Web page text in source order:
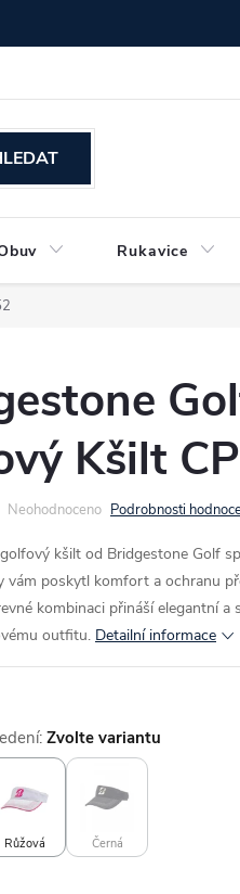
Rukavice
Kšilt
Neohodnoceno Podrobnosti
kšilt od Bridgestone Golf
vám poskytl komfort a ochranu
kombinaci přináší elegantní
outfitu. Detailní informace
Zvolte variantu
Růžová Černá